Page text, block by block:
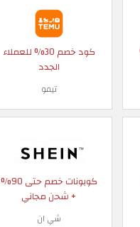
كود خصم 30% للعملاء
الجدد
تيمو
كوبونات خصم حتى 90%
+ شحن مجاني
شي ان